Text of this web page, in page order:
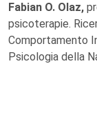
Fabian O. Olaz,
psicoterapie.
Comportamento
Psicologia della